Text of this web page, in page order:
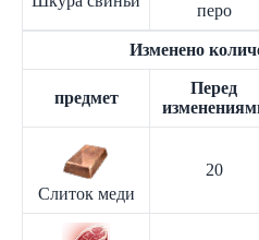
перо
Изменено
предмет
Перед
Слиток меди
20